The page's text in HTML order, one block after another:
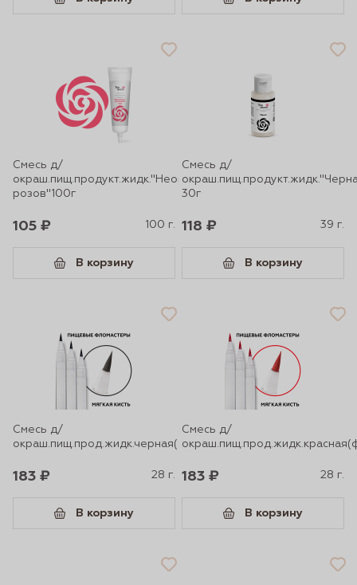
Смесь д/
окраш.пищ.продукт.жидк."Неоново-
розов"100г
105 ₽ 100 г.
В корзину
Смесь д/
30г
118 ₽ 39 г.
В корзину
Смесь д/
окраш.пищ.прод.жидк.черная(фломас)3шт
183 ₽ 28 г.
В корзину
Смесь д/
183 ₽ 28 г.
В корзину